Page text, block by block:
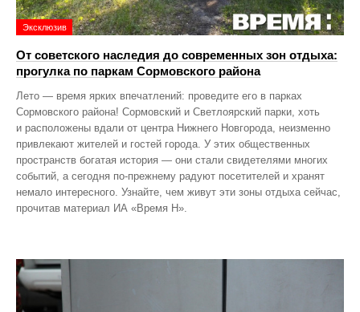
Эксклюзив
От советского наследия до современных зон отдыха:
прогулка по паркам Сормовского района
Лето — время ярких впечатлений: проведите его в парках
Сормовского района! Сормовский и Светлоярский парки, хоть
и расположены вдали от центра Нижнего Новгорода, неизменно
привлекают жителей и гостей города. У этих общественных
пространств богатая история — они стали свидетелями многих
событий, а сегодня по‑прежнему радуют посетителей и хранят
немало интересного. Узнайте, чем живут эти зоны отдыха сейчас,
прочитав материал ИА «Время Н».